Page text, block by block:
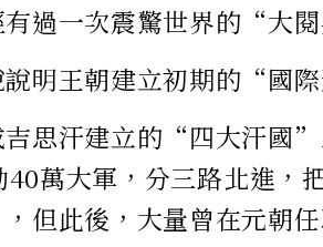
有過一次震驚世界的“大
說明王朝建立初期的“國
吉思汗建立的“四大汗國
萬大軍，分三路北進，
但此後，大量曾在元朝